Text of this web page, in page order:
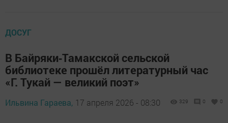
ДОСУГ
В Байряки‑Тамакской сельской
библиотеке прошёл литературный час
«Г. Тукай — великий поэт»
Ильвина Гараева, 17 апреля 2026 - 08:30 329 0 0